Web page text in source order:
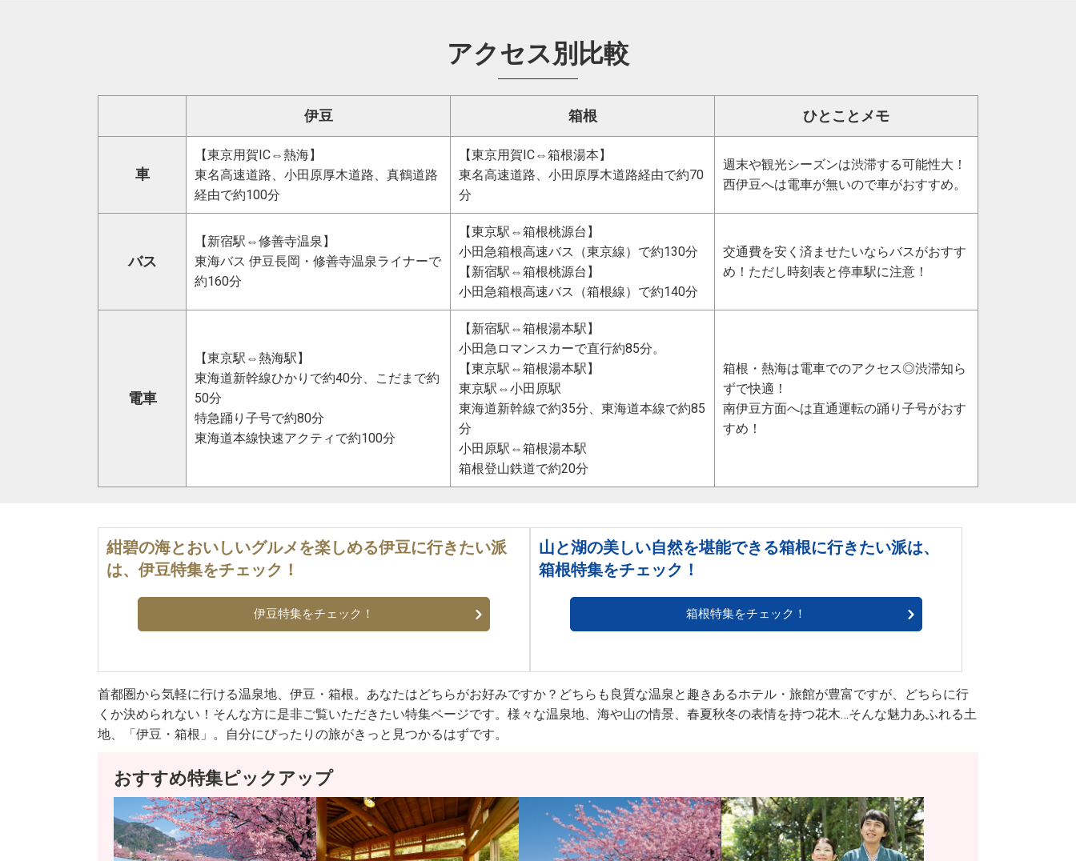
アクセス別比較
伊豆 箱根 ひとことメモ
車
【東京用賀IC⇔熱海】
東名高速道路、小田原厚木道路、真鶴道路
経由で約100分
【東京用賀IC⇔箱根湯本】
東名高速道路、小田原厚木道路経由で約70
分
週末や観光シーズンは渋滞する可能性大！
西伊豆へは電車が無いので車がおすすめ。
バス
【新宿駅⇔修善寺温泉】
東海バス 伊豆長岡・修善寺温泉ライナーで
約160分
【東京駅⇔箱根桃源台】
小田急箱根高速バス（東京線）で約130分
【新宿駅⇔箱根桃源台】
小田急箱根高速バス（箱根線）で約140分
交通費を安く済ませたいならバスがおすす
め！ただし時刻表と停車駅に注意！
電車
【東京駅⇔熱海駅】
東海道新幹線ひかりで約40分、こだまで約
50分
特急踊り子号で約80分
東海道本線快速アクティで約100分
【新宿駅⇔箱根湯本駅】
小田急ロマンスカーで直行約85分。
【東京駅⇔箱根湯本駅】
東京駅⇔小田原駅
東海道新幹線で約35分、東海道本線で約85
分
小田原駅⇔箱根湯本駅
箱根登山鉄道で約20分
箱根・熱海は電車でのアクセス◎渋滞知ら
ずで快適！
南伊豆方面へは直通運転の踊り子号がおす
すめ！
紺碧の海とおいしいグルメを楽しめる伊豆に行きたい派
は、伊豆特集をチェック！
伊豆特集をチェック！
山と湖の美しい自然を堪能できる箱根に行きたい派は、
箱根特集をチェック！
箱根特集をチェック！
首都圏から気軽に行ける温泉地、伊豆・箱根。あなたはどちらがお好みですか？どちらも良質な温泉と趣きあるホテル・旅館が豊富ですが、どちらに行
くか決められない！そんな方に是非ご覧いただきたい特集ページです。様々な温泉地、海や山の情景、春夏秋冬の表情を持つ花木…そんな魅力あふれる土
地、「伊豆・箱根」。自分にぴったりの旅がきっと見つかるはずです。
おすすめ特集ピックアップ